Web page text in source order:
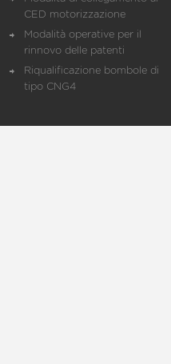
CED motorizzazione
Modalità operative per il
rinnovo delle patenti
Riqualificazione bombole di
tipo CNG4